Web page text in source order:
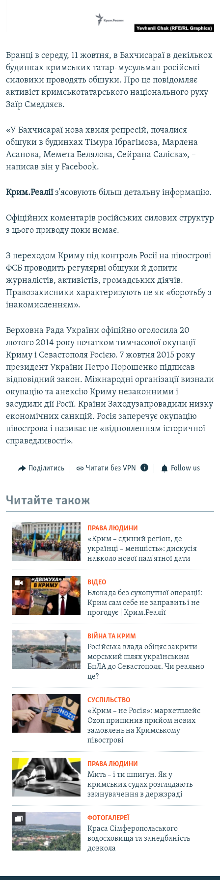
ІНФОГРАФІКА
ДОЛУЧАЙСЯ!
Усі сайти RFE/RL
Вранці в середу, 11 жовтня, в Бахчисараї в декількох
будинках кримських татар-мусульман російські
силовики проводять обшуки. Про це повідомляє
активіст кримськотатарського національного руху
Заїр Смедляєв.
«У Бахчисараї нова хвиля репресій, почалися
обшуки в будинках Тімура Ібрагімова, Марлена
Асанова, Мемета Белялова, Сейрана Салієва», –
написав він у Facebook.
Крим.Реаліїз'ясовують більш детальну інформацію.
Офіційних коментарів російських силових структур
з цього приводу поки немає.
З переходом Криму під контроль Росії на півострові
ФСБ проводить регулярні обшуки й допити
журналістів, активістів, громадських діячів.
Правозахисники характеризують це як «боротьбу з
інакомисленням».
Верховна Рада України офіційно оголосила 20
лютого 2014 року початком тимчасової окупації
Криму і Севастополя Росією. 7 жовтня 2015 року
президент України Петро Порошенко підписав
відповідний закон. Міжнародні організації визнали
окупацію та анексію Криму незаконними і
засудили дії Росії. Країни Заходузапровадили низку
економічних санкцій. Росія заперечує окупацію
півострова і називає це «відновленням історичної
справедливості».
Поділитись Читати без VPN Follow us
Читайте також
ПРАВА ЛЮДИНИ
«Крим – єдиний регіон, де
українці – меншість»: дискусія
навколо нової пам'ятної дати
ВІДЕО
Блокада без сухопутної операції:
Крим сам себе не заправить і не
прогодує | Крим.Реалії
ВІЙНА ТА КРИМ
Російська влада обіцяє закрити
морський шлях українським
БпЛА до Севастополя. Чи реально
це?
СУСПІЛЬСТВО
«Крим – не Росія»: маркетплейс
Ozon припинив прийом нових
замовлень на Кримському
півострові
ПРАВА ЛЮДИНИ
Мить – і ти шпигун. Як у
кримських судах розглядають
звинувачення в держзраді
ФОТОГАЛЕРЕЇ
Краса Сімферопольського
водосховища та занедбаність
довкола